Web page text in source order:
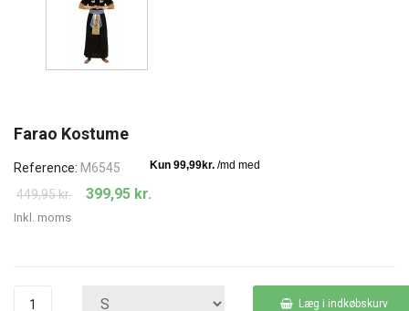
Farao Kostume
Reference: M6545
449,95 kr.
399,95 kr.
Inkl. moms
Læg i indkøbskurv